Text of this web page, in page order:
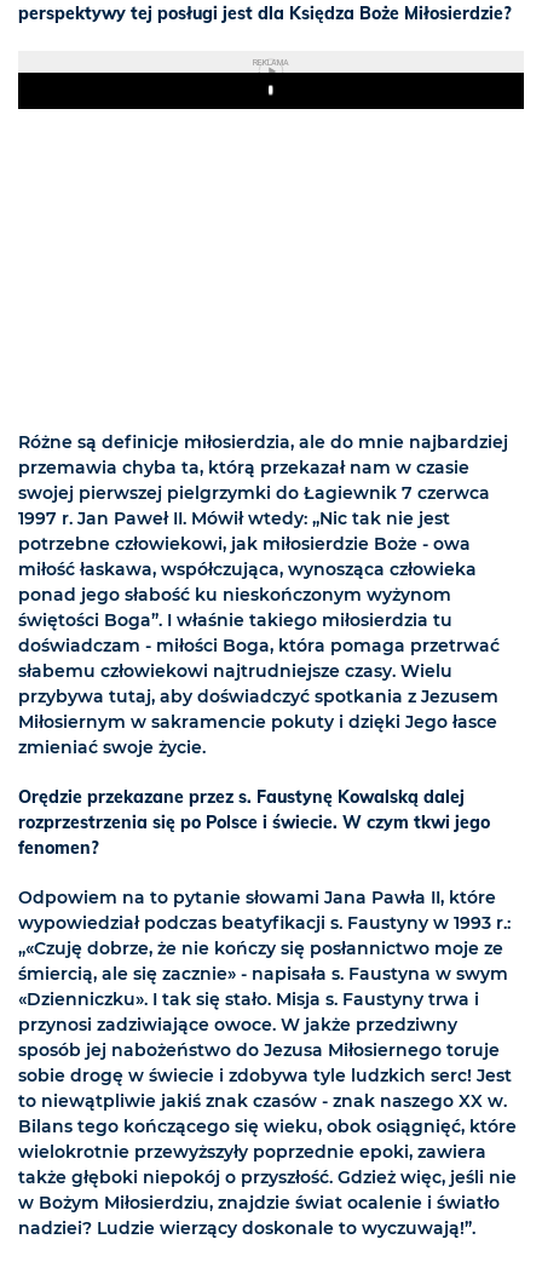
perspektywy tej posługi jest dla Księdza Boże Miłosierdzie?
REKLAMA
Play
Różne są definicje miłosierdzia, ale do mnie najbardziej
przemawia chyba ta, którą przekazał nam w czasie
swojej pierwszej pielgrzymki do Łagiewnik 7 czerwca
1997 r. Jan Paweł II. Mówił wtedy: „Nic tak nie jest
potrzebne człowiekowi, jak miłosierdzie Boże - owa
miłość łaskawa, współczująca, wynosząca człowieka
ponad jego słabość ku nieskończonym wyżynom
świętości Boga”. I właśnie takiego miłosierdzia tu
doświadczam - miłości Boga, która pomaga przetrwać
słabemu człowiekowi najtrudniejsze czasy. Wielu
przybywa tutaj, aby doświadczyć spotkania z Jezusem
Miłosiernym w sakramencie pokuty i dzięki Jego łasce
zmieniać swoje życie.
Orędzie przekazane przez s. Faustynę Kowalską dalej
rozprzestrzenia się po Polsce i świecie. W czym tkwi jego
fenomen?
Odpowiem na to pytanie słowami Jana Pawła II, które
wypowiedział podczas beatyfikacji s. Faustyny w 1993 r.:
„«Czuję dobrze, że nie kończy się posłannictwo moje ze
śmiercią, ale się zacznie» - napisała s. Faustyna w swym
«Dzienniczku». I tak się stało. Misja s. Faustyny trwa i
przynosi zadziwiające owoce. W jakże przedziwny
sposób jej nabożeństwo do Jezusa Miłosiernego toruje
sobie drogę w świecie i zdobywa tyle ludzkich serc! Jest
to niewątpliwie jakiś znak czasów - znak naszego XX w.
Bilans tego kończącego się wieku, obok osiągnięć, które
wielokrotnie przewyższyły poprzednie epoki, zawiera
także głęboki niepokój o przyszłość. Gdzież więc, jeśli nie
w Bożym Miłosierdziu, znajdzie świat ocalenie i światło
nadziei? Ludzie wierzący doskonale to wyczuwają!”.